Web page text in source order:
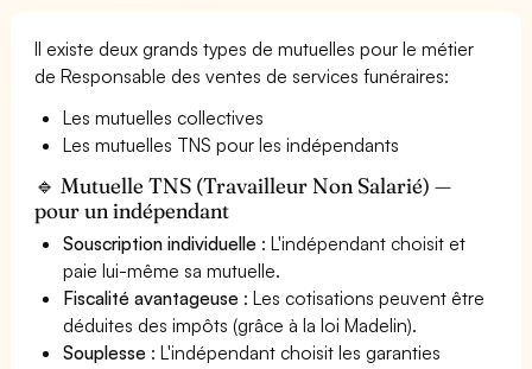
Il existe deux grands types de mutuelles pour le métier
de Responsable des ventes de services funéraires:
Les mutuelles collectives
Les mutuelles TNS pour les indépendants
🔹 Mutuelle TNS (Travailleur Non Salarié) —
pour un indépendant
Souscription individuelle : L'indépendant choisit et
paie lui-même sa mutuelle.
Fiscalité avantageuse : Les cotisations peuvent être
déduites des impôts (grâce à la loi Madelin).
Souplesse : L'indépendant choisit les garanties